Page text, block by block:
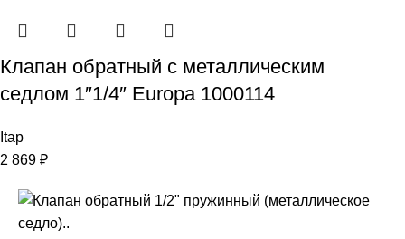
Клапан обратный с металлическим
седлом 1″1/4″ Europa 1000114
Itap
2 869 ₽